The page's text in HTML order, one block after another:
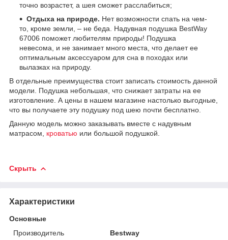
точно возрастет, а шея сможет расслабиться;
Отдыха на природе. Нет возможности спать на чем-
то, кроме земли, – не беда. Надувная подушка BestWay
67006 поможет любителям природы! Подушка
невесома, и не занимает много места, что делает ее
оптимальным аксессуаром для сна в походах или
вылазках на природу.
В отдельные преимущества стоит записать стоимость данной
модели. Подушка небольшая, что снижает затраты на ее
изготовление. А цены в нашем магазине настолько выгодные,
что вы получаете эту подушку под шею почти бесплатно.
Данную модель можно заказывать вместе с надувным
матрасом, кроватью или большой подушкой.
Скрыть
Характеристики
Основные
Производитель
Bestway